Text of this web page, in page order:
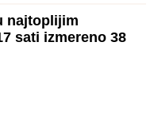
najtoplijim
sati izmereno 38